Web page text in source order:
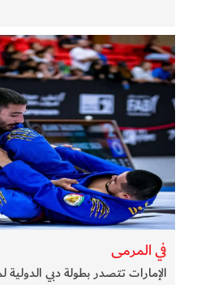
في المرمى
الإمارات تتصدر بطولة دبي